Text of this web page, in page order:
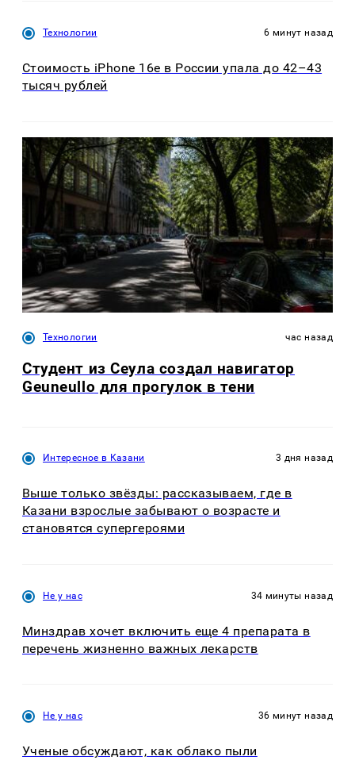
Технологии 6 минут назад
Стоимость iPhone 16e в России упала до 42–43
тысяч рублей
Технологии час назад
Студент из Сеула создал навигатор
Geuneullo для прогулок в тени
Интересное в Казани 3 дня назад
Выше только звёзды: рассказываем, где в
Казани взрослые забывают о возрасте и
становятся супергероями
Не у нас 34 минуты назад
Минздрав хочет включить еще 4 препарата в
перечень жизненно важных лекарств
Не у нас 36 минут назад
Ученые обсуждают, как облако пыли